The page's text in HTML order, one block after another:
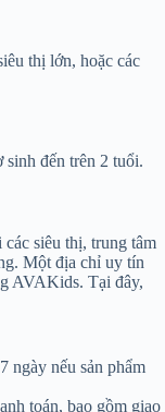
thị lớn, hoặc các
đến trên 2 tuổi.
siêu thị, trung tâm
Một địa chỉ uy tín
AVAKids. Tại đây,
ngày nếu sản phẩm
toán, bao gồm giao